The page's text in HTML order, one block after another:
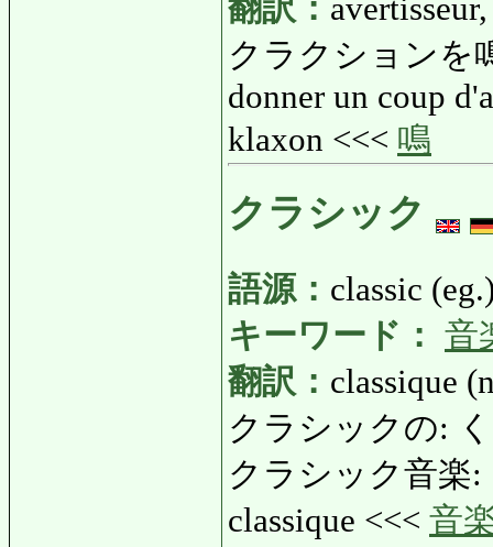
翻訳：
クラクションを
donner un coup
klaxon <<< 鳴
クラシック
語源： classic
キーワード： 音
翻訳： classique
クラシックの:
クラシック音楽:
classique <<< 音